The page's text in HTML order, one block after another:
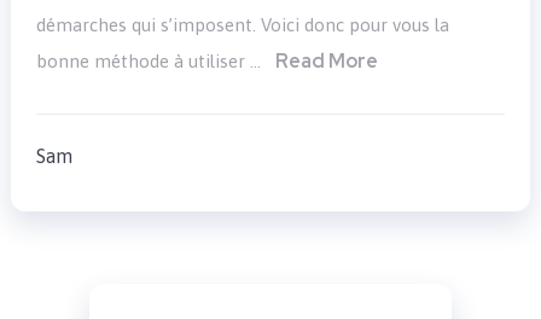
démarches qui s’imposent. Voici donc pour vous la
bonne méthode à utiliser …
Read More
Sam